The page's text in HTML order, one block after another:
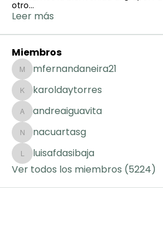
otro...
Leer más
Miembros
mfernandaneira21
mfernandaneira21
karoldaytorres
karoldaytorres
andreaiguavita
andreaiguavita
nacuartasg
nacuartasg
luisafdasibaja
luisafdasibaja
Ver todos los miembros (5224)